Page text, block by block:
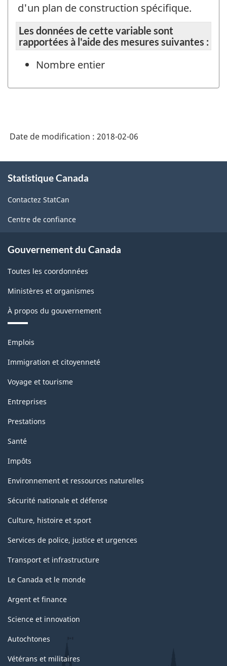
d'un plan de construction spécifique.
Les données de cette variable sont
rapportées à l'aide des mesures suivantes :
Nombre entier
Date de modification : 2018-02-06
propos
ce
site
Statistique Canada
Contactez StatCan
Centre de confiance
Gouvernement du Canada
Toutes les coordonnées
Ministères et organismes
À propos du gouvernement
Thèmes
sujets
Emplois
Immigration et citoyenneté
Voyage et tourisme
Entreprises
Prestations
Santé
Impôts
Environnement et ressources naturelles
Sécurité nationale et défense
Culture, histoire et sport
Services de police, justice et urgences
Transport et infrastructure
Le Canada et le monde
Argent et finance
Science et innovation
Autochtones
Vétérans et militaires